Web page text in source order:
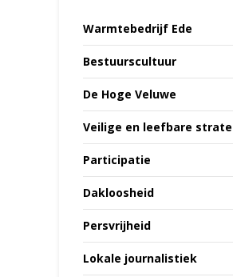
Warmtebedrijf Ede
Bestuurscultuur
De Hoge Veluwe
Veilige en leefbare
Participatie
Dakloosheid
Persvrijheid
Lokale journalistiek